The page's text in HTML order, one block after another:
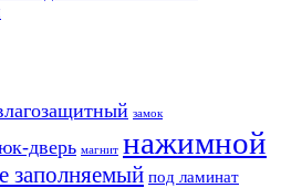
замок
дверь магнит нажимной
заполняемый под ламинат